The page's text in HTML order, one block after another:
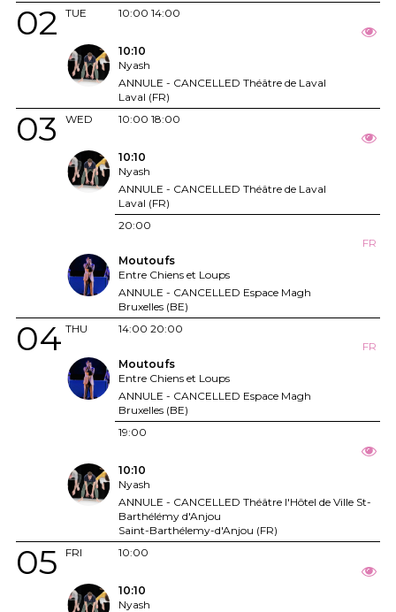
TUE
02 10:00 14:00
10:10
Nyash
ANNULE - CANCELLED Théâtre de Laval
Laval (FR)
WED
03 10:00 18:00
10:10
Nyash
ANNULE - CANCELLED Théâtre de Laval
Laval (FR)
20:00
FR
Moutoufs
Entre Chiens et Loups
ANNULE - CANCELLED Espace Magh
Bruxelles (BE)
THU
04 14:00 20:00
FR
Moutoufs
Entre Chiens et Loups
ANNULE - CANCELLED Espace Magh
Bruxelles (BE)
19:00
10:10
Nyash
ANNULE - CANCELLED Théâtre l'Hôtel de Ville St-
Barthélémy d'Anjou
Saint-Barthélemy-d'Anjou (FR)
FRI
05 10:00
10:10
Nyash